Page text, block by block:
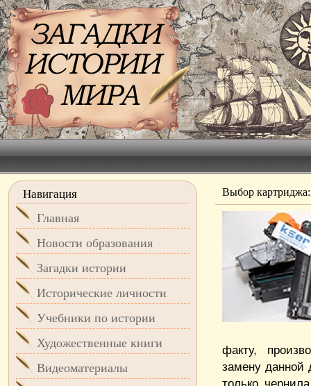
Выбор
факту,
замену данной
только
Навигация
Главная
Новости образования
Загадки истории
Исторические личности
Учебники по истории
Художественные книги
Видеоматериалы